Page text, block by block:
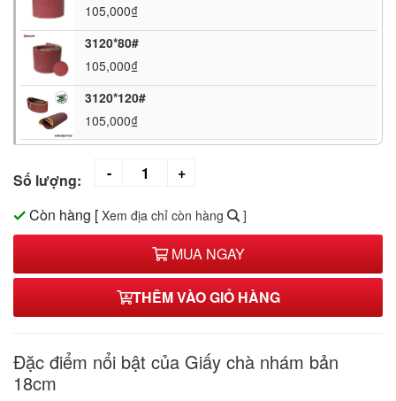
105,000₫
3120*80#
105,000₫
3120*120#
105,000₫
Số lượng:
Còn hàng [ Xem địa chỉ còn hàng ]
MUA NGAY
THÊM VÀO GIỎ HÀNG
Đặc điểm nổi bật của Giấy chà nhám bản
18cm